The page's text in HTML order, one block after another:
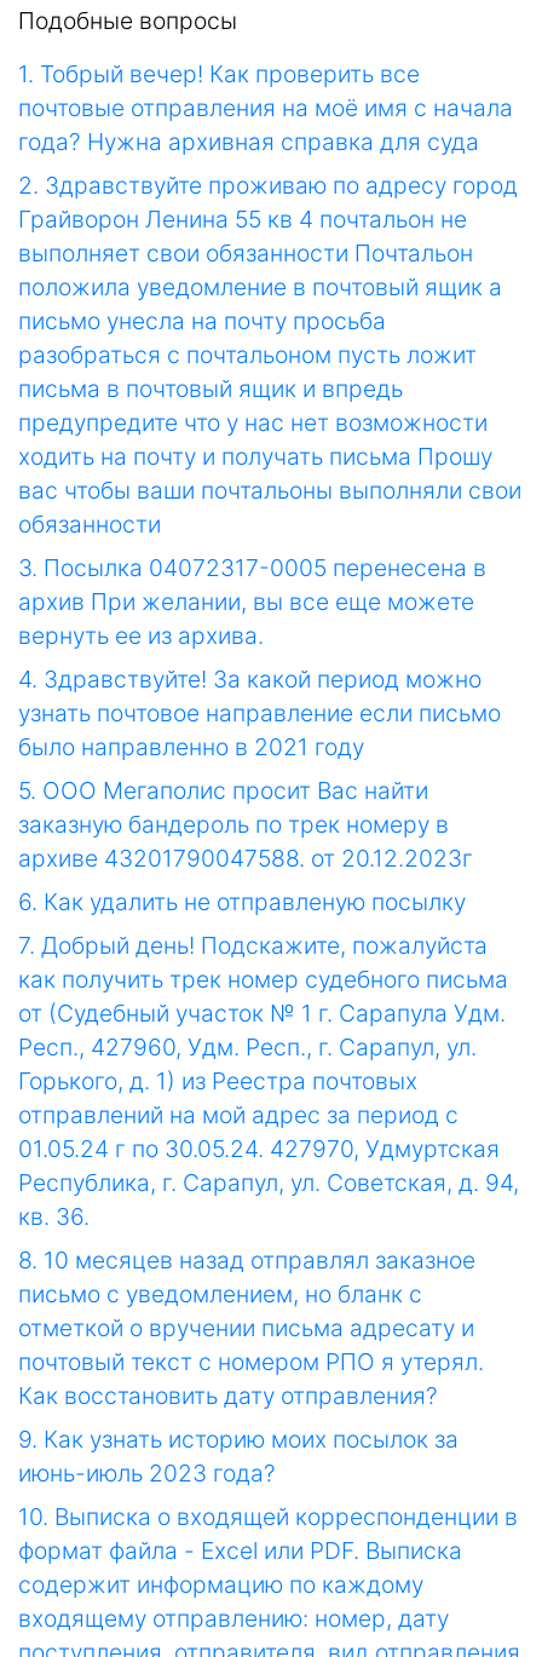
Подобные вопросы
1. Тобрый вечер! Как проверить все
почтовые отправления на моё имя с начала
года? Нужна архивная справка для суда
2. Здравствуйте проживаю по адресу город
Грайворон Ленина 55 кв 4 почтальон не
выполняет свои обязанности Почтальон
положила уведомление в почтовый ящик а
письмо унесла на почту просьба
разобраться с почтальоном пусть ложит
письма в почтовый ящик и впредь
предупредите что у нас нет возможности
ходить на почту и получать письма Прошу
вас чтобы ваши почтальоны выполняли свои
обязанности
3. Посылка 04072317-0005 перенесена в
архив При желании, вы все еще можете
вернуть ее из архива.
4. Здравствуйте! За какой период можно
узнать почтовое направление если письмо
было направленно в 2021 году
5. ООО Мегаполис просит Вас найти
заказную бандероль по трек номеру в
архиве 43201790047588. от 20.12.2023г
6. Как удалить не отправленую посылку
7. Добрый день! Подскажите, пожалуйста
как получить трек номер судебного письма
от (Судебный участок № 1 г. Сарапула Удм.
Респ., 427960, Удм. Респ., г. Сарапул, ул.
Горького, д. 1) из Реестра почтовых
отправлений на мой адрес за период с
01.05.24 г по 30.05.24. 427970, Удмуртская
Республика, г. Сарапул, ул. Советская, д. 94,
кв. 36.
8. 10 месяцев назад отправлял заказное
письмо с уведомлением, но бланк с
отметкой о вручении письма адресату и
почтовый текст с номером РПО я утерял.
Как восстановить дату отправления?
9. Как узнать историю моих посылок за
июнь-июль 2023 года?
10. Выписка о входящей корреспонденции в
формат файла - Excel или PDF. Выписка
содержит информацию по каждому
входящему отправлению: номер, дату